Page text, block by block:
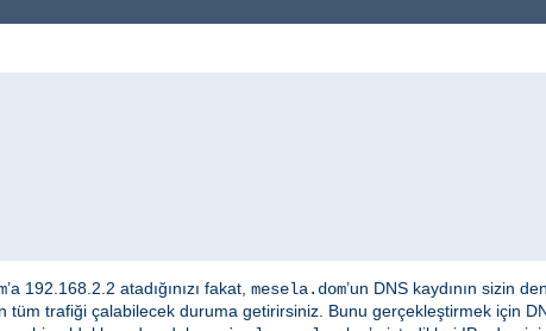
’a 192.168.2.2 atadığınızı fakat, mesela.dom’un DNS kaydının sizin
tüm trafiği çalabilecek duruma getirirsiniz. Bunu gerçekleştirmek için